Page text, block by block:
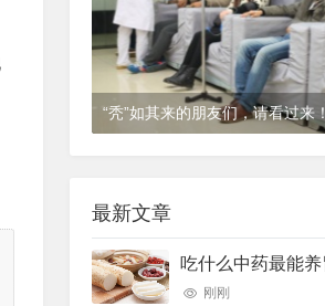
“秃”如其来的朋友们，请看过来！
最新文章
刚刚